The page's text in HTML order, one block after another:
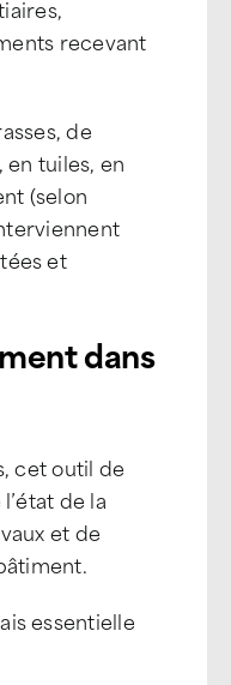
recevant
de
tuiles, en
(selon
et
dans
cet outil de
de la
et de
essentielle